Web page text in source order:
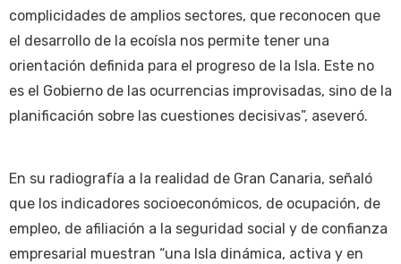
complicidades de amplios sectores, que reconocen que
el desarrollo de la ecoísla nos permite tener una
orientación definida para el progreso de la Isla. Este no
es el Gobierno de las ocurrencias improvisadas, sino de la
planificación sobre las cuestiones decisivas”, aseveró.
En su radiografía a la realidad de Gran Canaria, señaló
que los indicadores socioeconómicos, de ocupación, de
empleo, de afiliación a la seguridad social y de confianza
empresarial muestran “una Isla dinámica, activa y en